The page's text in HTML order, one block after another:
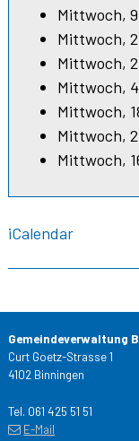
Mittwoch,
Mittwoch,
Mittwoch,
Mittwoch,
Mittwoch,
Mittwoch,
Mittwoch,
iCalendar
Gemeindeverwaltung
Curt Goetz-Strasse 1
4102 Binningen
Tel. 061 425 51 51
E-Mail